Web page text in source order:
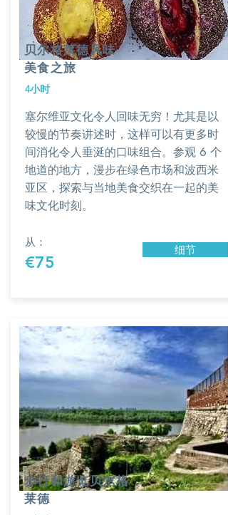
贝尔格莱德风味
美食之旅
4小时
塞尔维亚文化令人回味无穷！尤其是以
较慢的节奏讲述时，这样可以有更多时
间消化令人垂涎的口味组合。参观 6 个
地道的地方，漫步在绿色市场和波西米
亚区，探索与当地美食交织在一起的美
味文化时刻。
从：
€75
细节
步行和游览贝尔格
莱德